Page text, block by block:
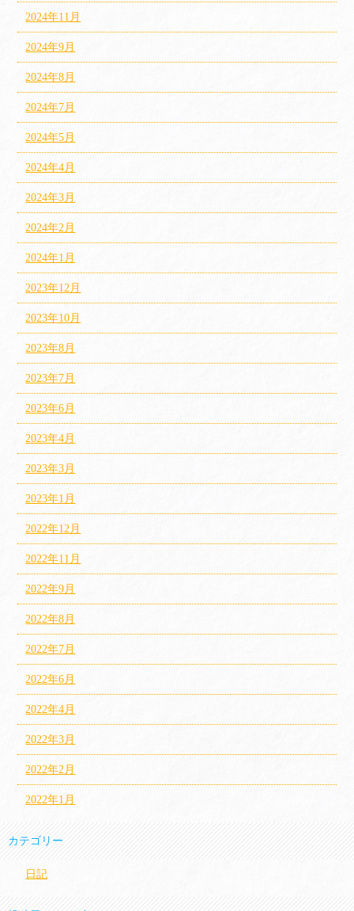
2024年11月
2024年9月
2024年8月
2024年7月
2024年5月
2024年4月
2024年3月
2024年2月
2024年1月
2023年12月
2023年10月
2023年8月
2023年7月
2023年6月
2023年4月
2023年3月
2023年1月
2022年12月
2022年11月
2022年9月
2022年8月
2022年7月
2022年6月
2022年4月
2022年3月
2022年2月
2022年1月
カテゴリー
日記